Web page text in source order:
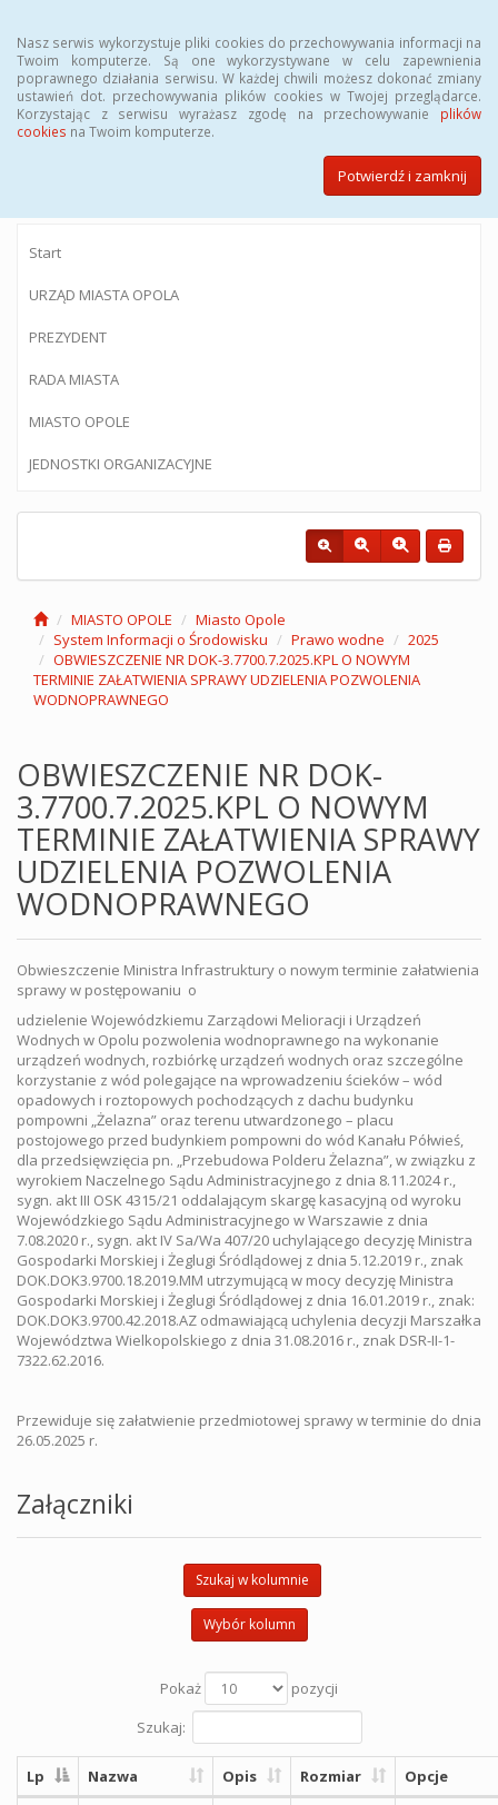
Nasz serwis wykorzystuje pliki cookies do przechowywania informacji na
Twoim komputerze. Są one wykorzystywane w celu zapewnienia
poprawnego działania serwisu. W każdej chwili możesz dokonać zmiany
ustawień dot. przechowywania plików cookies w Twojej przeglądarce.
Korzystając z serwisu wyrażasz zgodę na przechowywanie plików
cookies na Twoim komputerze.
Potwierdź i zamknij
BIULETYN INFORMACJI PUBLICZNEJ
Urzędu Miasta Opola
Start
URZĄD MIASTA OPOLA
PREZYDENT
RADA MIASTA
MIASTO OPOLE
JEDNOSTKI ORGANIZACYJNE
MIASTO OPOLE
Miasto Opole
System Informacji o Środowisku
Prawo wodne
2025
OBWIESZCZENIE NR DOK-3.7700.7.2025.KPL O NOWYM
TERMINIE ZAŁATWIENIA SPRAWY UDZIELENIA POZWOLENIA
WODNOPRAWNEGO
OBWIESZCZENIE NR DOK-
3.7700.7.2025.KPL O NOWYM
TERMINIE ZAŁATWIENIA SPRAWY
UDZIELENIA POZWOLENIA
WODNOPRAWNEGO
Obwieszczenie Ministra Infrastruktury o nowym terminie załatwienia
sprawy w postępowaniu o
udzielenie Wojewódzkiemu Zarządowi Melioracji i Urządzeń
Wodnych w Opolu pozwolenia wodnoprawnego na wykonanie
urządzeń wodnych, rozbiórkę urządzeń wodnych oraz szczególne
korzystanie z wód polegające na wprowadzeniu ścieków – wód
opadowych i roztopowych pochodzących z dachu budynku
pompowni „Żelazna” oraz terenu utwardzonego – placu
postojowego przed budynkiem pompowni do wód Kanału Półwieś,
dla przedsięwzięcia pn. „Przebudowa Polderu Żelazna”, w związku z
wyrokiem Naczelnego Sądu Administracyjnego z dnia 8.11.2024 r.,
sygn. akt III OSK 4315/21 oddalającym skargę kasacyjną od wyroku
Wojewódzkiego Sądu Administracyjnego w Warszawie z dnia
7.08.2020 r., sygn. akt IV Sa/Wa 407/20 uchylającego decyzję Ministra
Gospodarki Morskiej i Żeglugi Śródlądowej z dnia 5.12.2019 r., znak
DOK.DOK3.9700.18.2019.MM utrzymującą w mocy decyzję Ministra
Gospodarki Morskiej i Żeglugi Śródlądowej z dnia 16.01.2019 r., znak:
DOK.DOK3.9700.42.2018.AZ odmawiającą uchylenia decyzji Marszałka
Województwa Wielkopolskiego z dnia 31.08.2016 r., znak DSR-II-1-
7322.62.2016.
Przewiduje się załatwienie przedmiotowej sprawy w terminie do dnia
26.05.2025 r.
Załączniki
Szukaj w kolumnie
Wybór kolumn
Pokaż
pozycji
Szukaj:
Lp Nazwa Opis Rozmiar Opcje